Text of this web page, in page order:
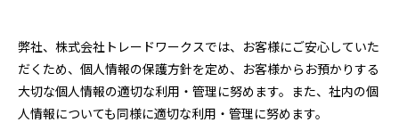
弊社、株式会社トレードワークスでは、お客様にご安心していた
だくため、個人情報の保護方針を定め、お客様からお預かりする
大切な個人情報の適切な利用・管理に努めます。また、社内の個
人情報についても同様に適切な利用・管理に努めます。